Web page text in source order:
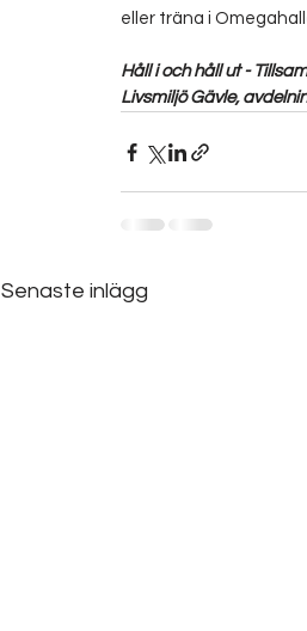
eller träna i
Håll i och håll ut -
Livsmiljö Gävle,
Senaste inlägg